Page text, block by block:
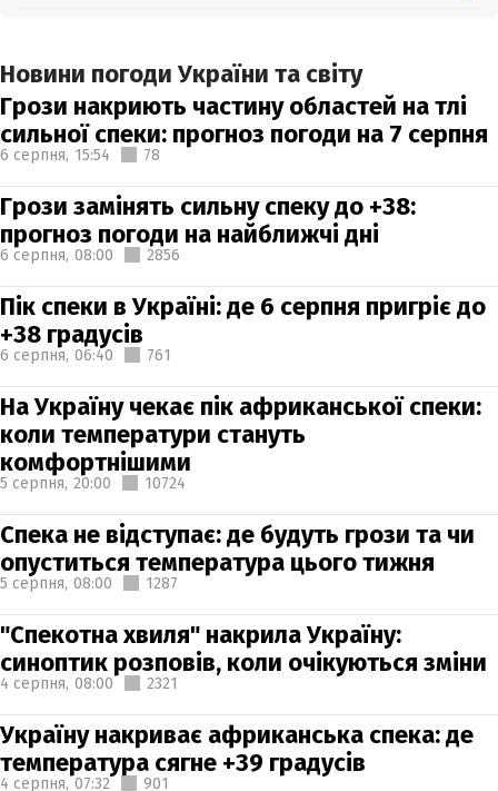
Новини погоди України та світу
Грози накриють частину областей на тлі
сильної спеки: прогноз погоди на 7 серпня
6 серпня, 15:54 78
Грози замінять сильну спеку до +38:
прогноз погоди на найближчі дні
6 серпня, 08:00 2856
Пік спеки в Україні: де 6 серпня пригріє до
+38 градусів
6 серпня, 06:40 761
На Україну чекає пік африканської спеки:
коли температури стануть
комфортнішими
5 серпня, 20:00 10724
Спека не відступає: де будуть грози та чи
опуститься температура цього тижня
5 серпня, 08:00 1287
"Спекотна хвиля" накрила Україну:
синоптик розповів, коли очікуються зміни
4 серпня, 08:00 2321
Україну накриває африканська спека: де
температура сягне +39 градусів
4 серпня, 07:32 901